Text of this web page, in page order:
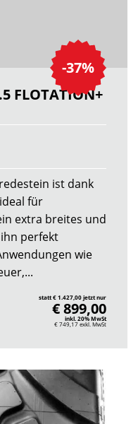
-37%
FLOTATION+
ist dank
für
extra breites und
perfekt
wie
statt € 1.427,00 jetzt nur
€ 899,00
inkl. 20% MwSt
€ 749,17exkl. MwSt